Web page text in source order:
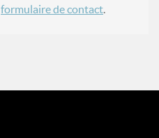
formulaire de contact.